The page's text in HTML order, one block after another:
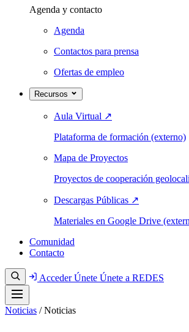
Agenda y contacto
Agenda
Contactos para prensa
Ofertas de empleo
Recursos
Aula Virtual ↗
Plataforma de formación (externo)
Mapa de Proyectos
Proyectos de cooperación
Descargas Públicas ↗
Materiales en Google Drive
Comunidad
Contacto
AccederÚnete Únete a REDES
Noticias / Noticias